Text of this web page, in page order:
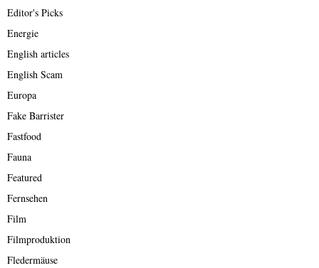
Editor's Picks
Energie
English articles
English Scam
Europa
Fake Barrister
Fastfood
Fauna
Featured
Fernsehen
Film
Filmproduktion
Fledermäuse